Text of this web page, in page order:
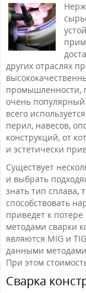
других отраслях
промышленности,
очень
всего
перил, навесов,
конструкций, от
и эстетически
Существует
и выбрать
знать тип сплава,
способствовать
приведет к
методами сварки
являются MIG и
данными
При этом
Сварка